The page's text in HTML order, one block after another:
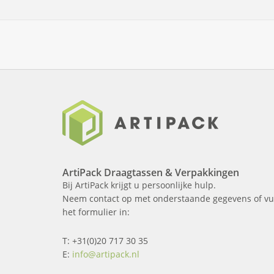
ArtiPack Draagtassen & Verpakkingen
Bij ArtiPack krijgt u persoonlijke hulp.
Neem contact op met onderstaande gegevens of
het formulier in:
T: +31(0)20 717 30 35
E: info@artipack.nl